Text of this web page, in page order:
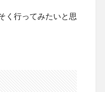
く行ってみたいと思